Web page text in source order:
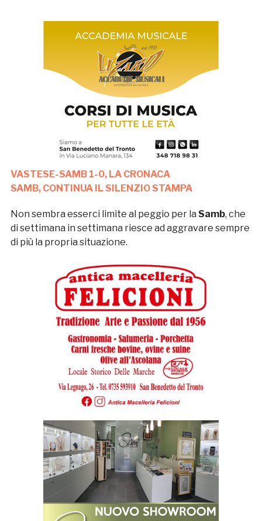
VASTESE-SAMB 1-0, LA CRONACA
SAMB, CONTINUA IL SILENZIO STAMPA
Non sembra esserci limite al peggio per la Samb, che
di settimana in settimana riesce ad aggravare sempre
di più la propria situazione.